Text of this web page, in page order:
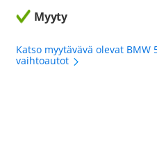
Myyty
Katso myytävävä olevat BMW
vaihtoautot